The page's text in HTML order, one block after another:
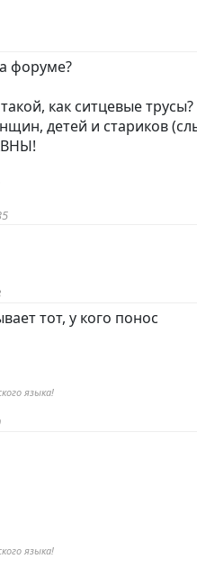
форуме?
как ситцевые трусы?
детей и стариков
тот, у кого понос
языка!
языка!